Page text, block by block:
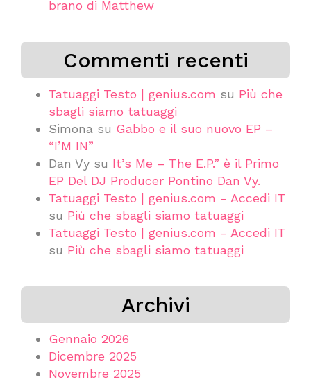
brano di Matthew
Commenti recenti
Tatuaggi Testo | genius.com su Più che
sbagli siamo tatuaggi
Simona su Gabbo e il suo nuovo EP –
“I’M IN”
Dan Vy su It’s Me – The E.P.” è il Primo
EP Del DJ Producer Pontino Dan Vy.
Tatuaggi Testo | genius.com - Accedi IT
su Più che sbagli siamo tatuaggi
Tatuaggi Testo | genius.com - Accedi IT
su Più che sbagli siamo tatuaggi
Archivi
Gennaio 2026
Dicembre 2025
Novembre 2025